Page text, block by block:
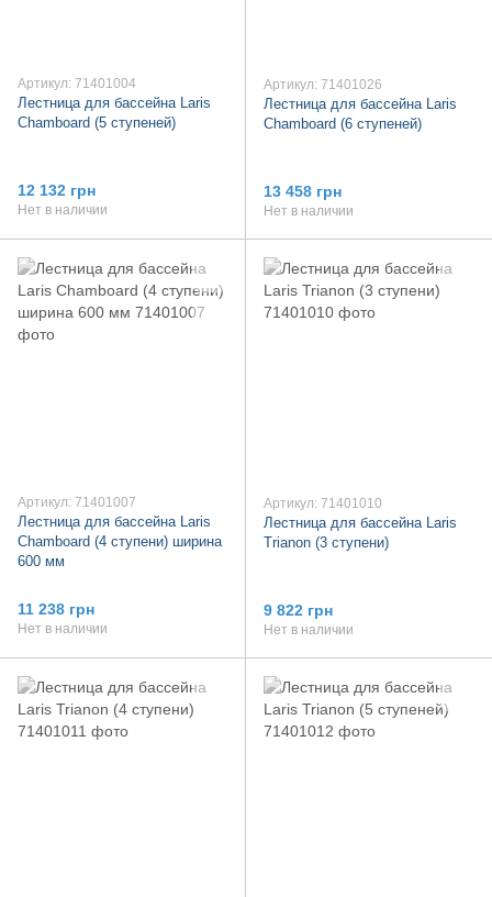
Артикул: 71401004
Лестница для бассейна Laris
Chamboard (5 ступеней)
12 132 грн
Нет в наличии
Артикул: 71401026
Лестница для бассейна Laris
Chamboard (6 ступеней)
13 458 грн
Нет в наличии
Артикул: 71401007
Лестница для бассейна Laris
Chamboard (4 ступени) ширина
600 мм
11 238 грн
Нет в наличии
Артикул: 71401010
Лестница для бассейна Laris
Trianon (3 ступени)
9 822 грн
Нет в наличии